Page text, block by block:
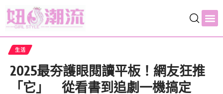
生活
2025最夯護眼閱讀平板！網友狂推
「它」 從看書到追劇一機搞定